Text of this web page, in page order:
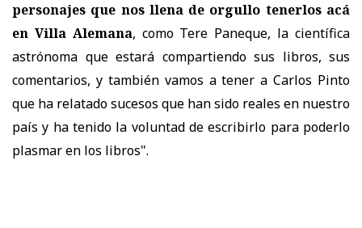
personajes que nos llena de orgullo tenerlos acá
en Villa Alemana, como Tere Paneque, la científica
astrónoma que estará compartiendo sus libros, sus
comentarios, y también vamos a tener a Carlos Pinto
que ha relatado sucesos que han sido reales en nuestro
país y ha tenido la voluntad de escribirlo para poderlo
plasmar en los libros".